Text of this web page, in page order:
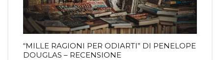
“MILLE RAGIONI PER ODIARTI” DI PENELOPE
DOUGLAS – RECENSIONE